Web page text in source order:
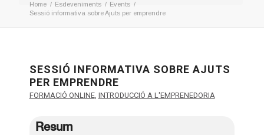
Home / Esdeveniments / Events /
Sessió informativa sobre Ajuts per emprendre
SESSIÓ INFORMATIVA SOBRE AJUTS
PER EMPRENDRE
FORMACIÓ ONLINE, INTRODUCCIÓ A L'EMPRENEDORIA
Resum